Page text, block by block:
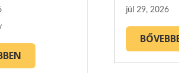
júl 29, 2026